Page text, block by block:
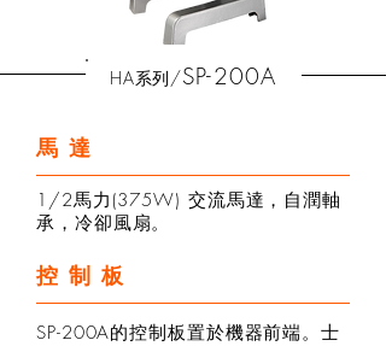
HA系列 /SP-200A
馬達
1/2馬力(375W) 交流馬達，自潤軸
承，冷卻風扇。
控制板
SP-200A的控制板置於機器前端。士